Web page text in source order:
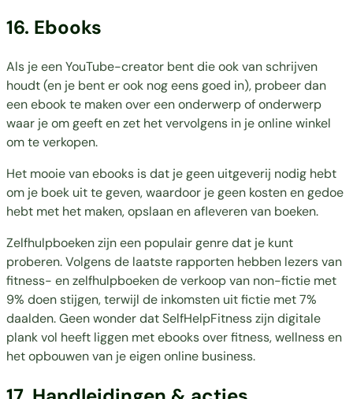
16. Ebooks
Als je een YouTube-creator bent die ook van schrijven
houdt (en je bent er ook nog eens goed in), probeer dan
een ebook te maken over een onderwerp of onderwerp
waar je om geeft en zet het vervolgens in je online winkel
om te verkopen.
Het mooie van ebooks is dat je geen uitgeverij nodig hebt
om je boek uit te geven, waardoor je geen kosten en gedoe
hebt met het maken, opslaan en afleveren van boeken.
Zelfhulpboeken zijn een populair genre dat je kunt
proberen.Volgens de laatste rapporten hebben lezers van
fitness- en zelfhulpboeken de verkoop van non-fictie met
9% doen stijgen, terwijl de inkomsten uit fictie met 7%
daalden. Geen wonder dat SelfHelpFitness zijn digitale
plank vol heeft liggen met ebooks over fitness, wellness en
het opbouwen van je eigen online business.